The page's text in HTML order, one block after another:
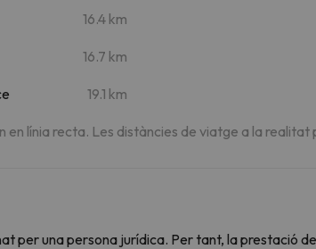
16.4 km
16.7 km
19.1 km
en línia recta. Les distàncies de viatge a la realitat
per una persona jurídica. Per tant, la prestació